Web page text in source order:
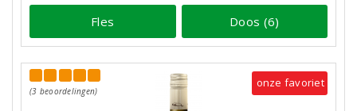
Fles Doos (6)
(3 beoordelingen)
onze favoriet